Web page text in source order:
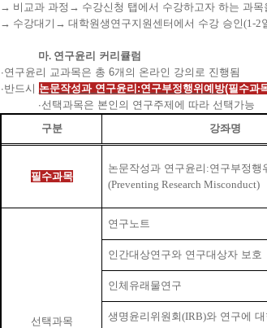
→ 비교과 과정 → 수강신청 탭에서 수강하고자 하는 과
→ 수강대기 → 대학원생연구지원센터에서 수강 승인(1-2
마. 연구윤리 커리큘럼
∙연구윤리 교과목은 총 6개의 온라인 강의로 진행됨
∙반드시 논문작성과 연구윤리 :연구부정행위예방(필수과
∙선택과목은 본인의 연구주제에 따라 선택가능
구분
강좌명
필수과목
논문작성과 연구윤리 :연구부정행
(Preventing Research Misconduct)
선택과목
연구노트
인간대상연구와 연구대상자 보호
인체유래물연구
생명윤리위원회(IRB)와 연구에 대